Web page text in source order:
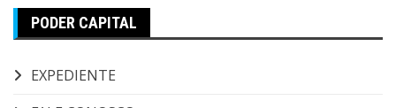
PODER CAPITAL
EXPEDIENTE